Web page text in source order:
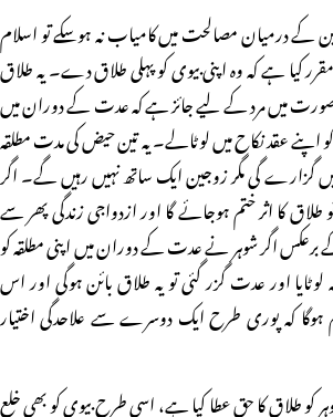
کے درمیان مصالحت میں کامیاب نہ ہوسکے تو اسلام
کیا ہے کہ وہ اپنی بیوی کو پہلی طلاق دے۔ یہ طلاق
میں مرد کے لیے جائز ہے کہ عدت کے دوران میں
اپنے عقد نکاح میں لوٹالے۔ یہ تین حیض کی مدت مطلقہ
گزارے گی مگر زوجین ایک ساتھ نہیں رہیں گے۔ اگر
کا اثر ختم ہوجائے گا اور ازدواجی زندگی پھر سے
اگر شوہر نے عدت کے دوران میں اپنی مطلقہ کو
اور عدت گزر گئی تو یہ طلاق بائن ہوگی اور اس
کہ پوری طرح ایک دوسرے سے علاحدگی اختیار
طلاق کا حق عطا کیا ہے، اسی طرح بیوی کو بھی خلع